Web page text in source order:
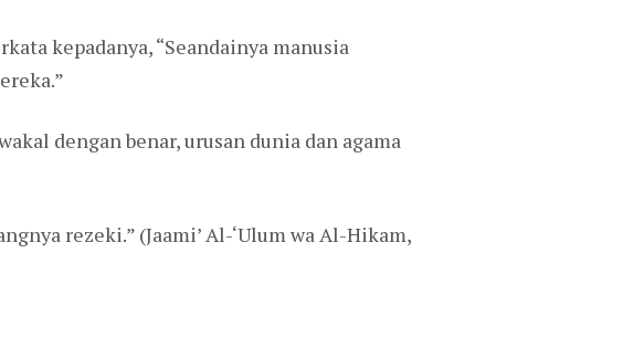
kepadanya, “Seandainya manusia
dengan benar, urusan dunia dan agama
rezeki.” (Jaami’ Al-‘Ulum wa Al-Hikam,